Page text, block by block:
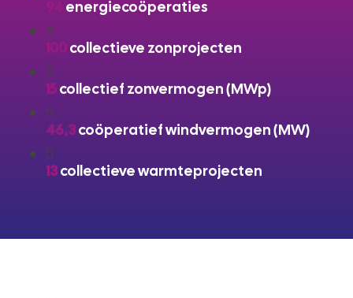
94 energiecoöperaties
100collectieve zonprojecten
15collectief zonvermogen (MWp)
46,3coöperatief windvermogen (MW)
13collectieve warmteprojecten